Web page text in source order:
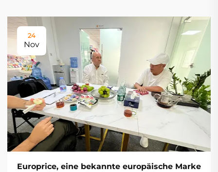
24
Nov
Europrice, eine bekannte europäische Marke